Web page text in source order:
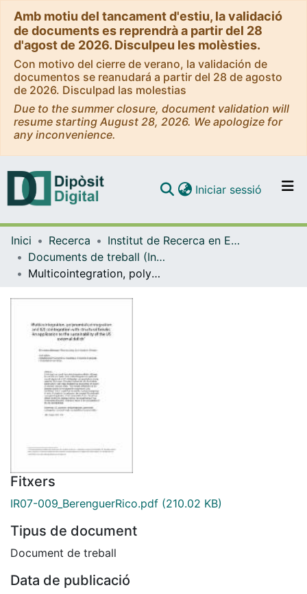
Amb motiu del tancament d'estiu, la validació
de documents es reprendrà a partir del 28
d'agost de 2026. Disculpeu les molèsties.
Con motivo del cierre de verano, la validación de
documentos se reanudará a partir del 28 de agosto
de 2026. Disculpad las molestias
Due to the summer closure, document validation will
resume starting August 28, 2026. We apologize for
any inconvenience.
Navega per tot el DD
Iniciar sessió (current)
Inici Recerca
Institut de Recerca en Economia Aplicada Regional i Pública (IREA)
Documents de treball (Institut de Recerca en Economia Aplicada Regional i Pública (IREA))
Multicointegration, polynomial cointegration and I(2) cointegration with structural breaks. An application to the sustainability of the US external deficit
Fitxers
IR07-009_BerenguerRico.pdf (210.02 KB)
Tipus de document
Document de treball
Data de publicació